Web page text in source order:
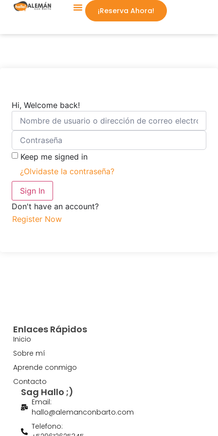
¡Reserva Ahora!
Hi, Welcome back!
Keep me signed in
¿Olvidaste la contraseña?
Sign In
Don't have an account?
Register Now
Enlaces Rápidos
Inicio
Sobre mí
Aprende conmigo
Contacto
Sag Hallo ;)
Email:
hallo@alemanconbarto.com
Telefono: